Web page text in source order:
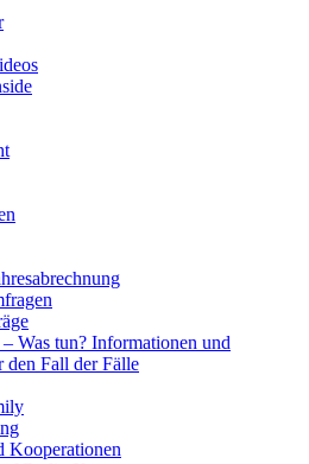
Was tun? Informationen und
Fall der Fälle
Kooperationen